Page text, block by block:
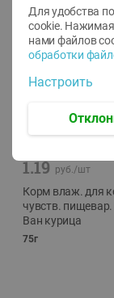
1.19 руб./шт
Корм влаж. для
чувств.
Ван курица
75г
Для удобства
cookie. Нажимая
нами файлов
обработки
Настроить